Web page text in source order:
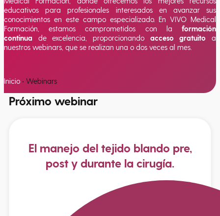
educativos para profesionales interesados en avanzar sus
conocimientos en este campo especializado. En VIVO Medical
Formación, estamos comprometidos con la formación
continua de excelencia, proporcionando acceso gratuito a
nuestros webinars, que se realizan una o dos veces al mes.
Inicio • Webinars
Próximo webinar
El manejo del tejido blando pre,
post y durante la cirugía.